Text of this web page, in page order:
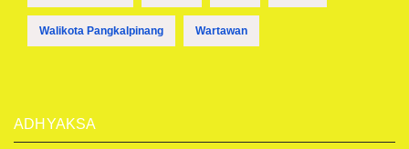
Walikota Pangkalpinang Wartawan
ADHYAKSA